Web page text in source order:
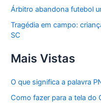
Árbitro abandona futebol
Tragédia em campo:
SC
Mais Vistas
O que significa a palavra
Como fazer para a tela do